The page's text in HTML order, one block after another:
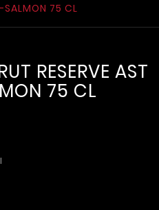
SALMON 75 CL
RESERVE AST
75 CL